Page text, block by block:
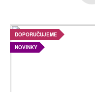
DOPORUČUJEME
NOVINKY